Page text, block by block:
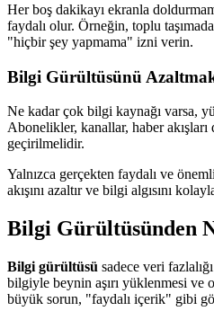
Her boş dakikayı ekranla
faydalı olur. Örneğin, toplu
"hiçbir şey yapmama" izni verin.
Bilgi Gürültüsünü
Ne kadar çok bilgi kaynağı varsa,
Abonelikler, kanallar, haber
geçirilmelidir.
Yalnızca gerçekten faydalı ve
akışını azaltır ve bilgi algısını
Bilgi Gürültüsünden
Bilgi gürültüsü sadece veri
bilgiyle beynin aşırı yüklenmesi ve
büyük sorun, "faydalı içerik" gibi